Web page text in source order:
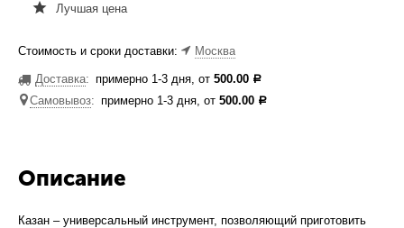
Лучшая цена
Стоимость и сроки доставки: Москва
Доставка: примерно 1-3 дня, от500.00 Р
Самовывоз: примерно 1-3 дня, от500.00 Р
Описание
Казан – универсальный инструмент, позволяющий приготовить